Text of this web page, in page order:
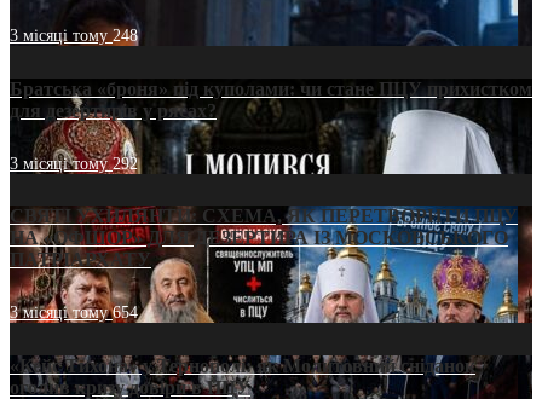
3 місяці тому248
Братська «броня» під куполами: чи стане ПЦУ прихистком
для дезертирів у рясах?
3 місяці тому292
СВЯТІ УХИЛЯНТИ: СХЕМА, ЯК ПЕРЕТВОРИТИ ПЦУ
НА «ОФШОР» ДЛЯ ДЕЗЕРТИРА ІЗ МОСКОВСЬКОГО
ПАТРІАРХАТУ
3 місяці тому654
«Кейс Тихона» у Тернополі: як Молитовний сніданок
оголив кризу довіри в ПЦУ